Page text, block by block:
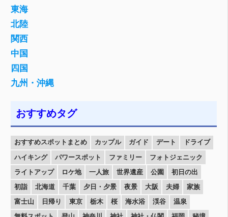
東海
北陸
関西
中国
四国
九州・沖縄
おすすめタグ
おすすめスポットまとめ カップル ガイド デート
ドライブ
ハイキング
パワースポット ファミリー
フォトジェニック
ライトアップ
ロケ地 一人旅 世界遺産 公園
初日の出
初詣
北海道 千葉 夕日・夕景 夜景 大阪 夫婦
家族
富士山
日帰り 東京 栃木 桜 海水浴 渓谷
温泉